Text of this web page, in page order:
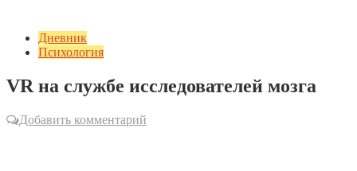
Дневник
Психология
VR на службе исследователей мозга
Добавить комментарий